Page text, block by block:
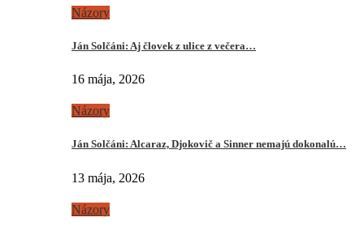
Názory
Ján Solčáni: Aj človek z ulice z večera…
16 mája, 2026
Názory
Ján Solčáni: Alcaraz, Djokovič a Sinner nemajú dokonalú…
13 mája, 2026
Názory